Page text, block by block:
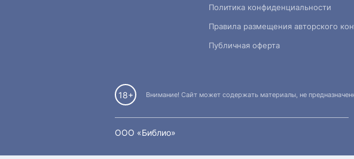
Политика конфиденциальности
Правила размещения авторского
Публичная оферта
18+ Внимание! Сайт может содержать материалы, не
OOO «Библио»